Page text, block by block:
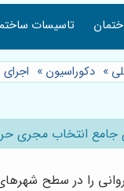
تاسیسات
» دکوراسیون »
جامع انتخاب مجری
را در سطح